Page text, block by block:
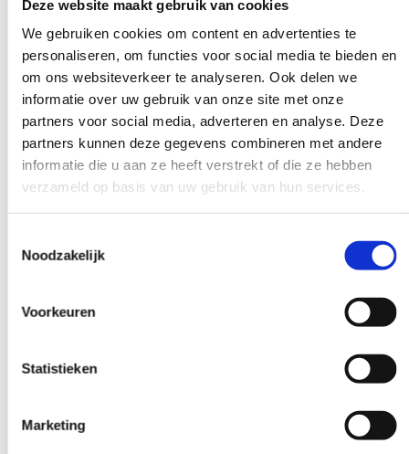
Deze website maakt gebruik van cookies
We gebruiken cookies om content en advertenties te
personaliseren, om functies voor social media te bieden en
om ons websiteverkeer te analyseren. Ook delen we
informatie over uw gebruik van onze site met onze
partners voor social media, adverteren en analyse. Deze
partners kunnen deze gegevens combineren met andere
informatie die u aan ze heeft verstrekt of die ze hebben
verzameld op basis van uw gebruik van hun services.
Noodzakelijk
Voorkeuren
Statistieken
Marketing
zeven facetten van telefonische triage bij realistische
omgang met verschillende patiënten.
Informeer middelshet contactformuliernaar de
mogelijkheden.